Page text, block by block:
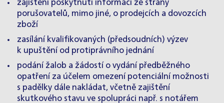
zajištění poskytnutí informací ze strany
porušovatelů, mimo jiné, o prodejcích a dovozcích
zboží
zasílání kvalifikovaných (předsoudních) výzev
k upuštění od protiprávního jednání
podání žalob a žádostí o vydání předběžného
opatření za účelem omezení potenciální možnosti
s padělky dále nakládat, včetně zajištění
skutkového stavu ve spolupráci např. s notářem